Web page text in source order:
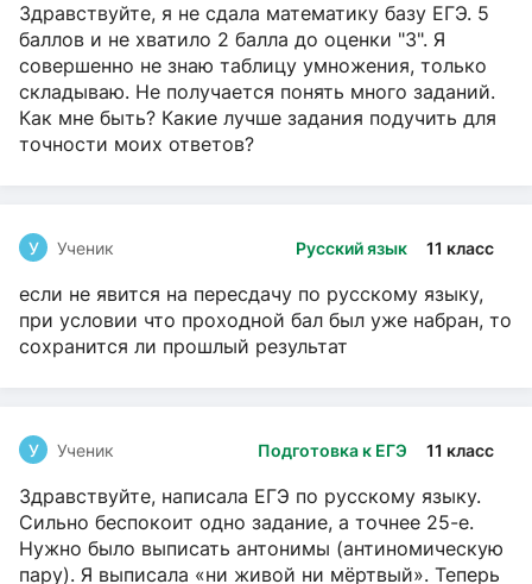
Здравствуйте, я не сдала математику базу ЕГЭ. 5
баллов и не хватило 2 балла до оценки "3". Я
совершенно не знаю таблицу умножения, только
складываю. Не получается понять много заданий.
Как мне быть? Какие лучше задания подучить для
точности моих ответов?
Русский язык 11 класс
У Ученик
если не явится на пересдачу по русскому языку,
при условии что проходной бал был уже набран, то
сохранится ли прошлый результат
Подготовка к ЕГЭ 11 класс
У Ученик
Здравствуйте, написала ЕГЭ по русскому языку.
Сильно беспокоит одно задание, а точнее 25-е.
Нужно было выписать антонимы (антиномическую
пару). Я выписала «ни живой ни мёртвый». Теперь